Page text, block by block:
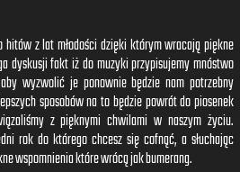
z lat młodości dzięki którym wracają piękne
dyskusji fakt iż do muzyki przypisujemy mnóstwo
wyzwolić je ponownie będzie nam potrzebny
sposobów na to będzie powrót do piosenek
z pięknymi chwilami w naszym życiu.
rok do którego chcesz się cofnąć, a słuchając
wspomnienia które wrócą jak bumerang.